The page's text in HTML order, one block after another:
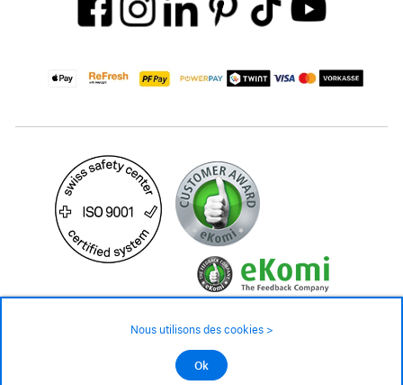
©2026 Tous droits réservés
Nous utilisons des cookies >
Ok